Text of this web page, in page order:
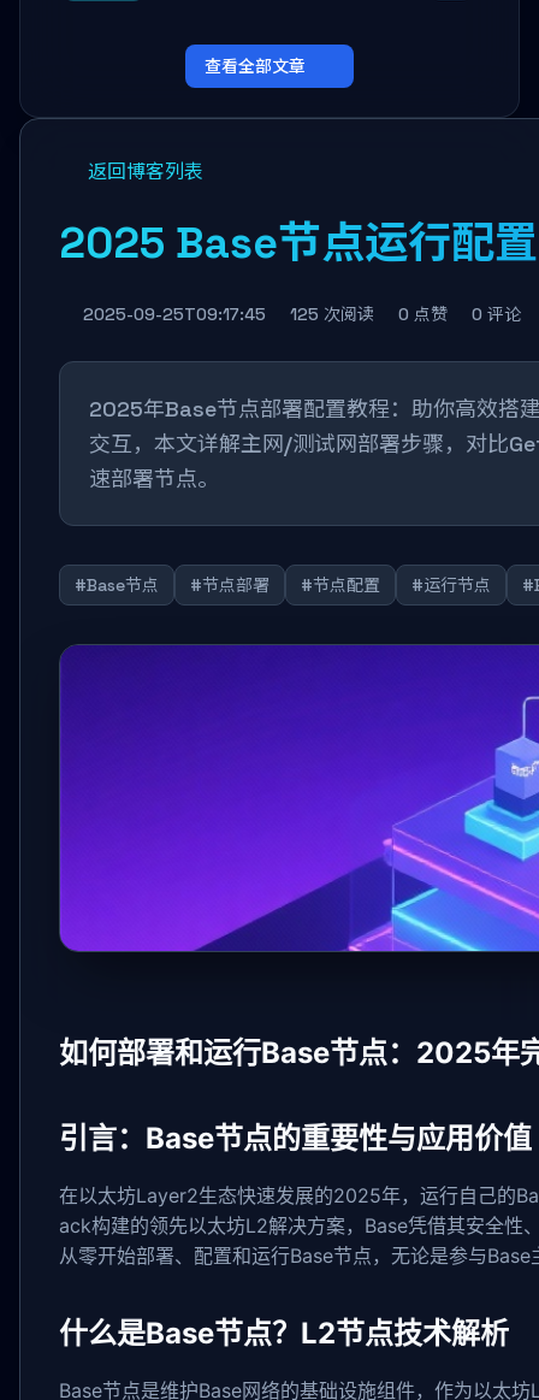
查看全部文章
返回博客列表
2025 Base节点运行配
2025-09-25T09:17:45 125 次阅读 0 点赞 0 评论
2025年Base节点部署配置教程：助你高效搭
交互，本文详解主网/测试网部署步骤，对比
速部署节点。
#Base节点 #节点部署 #节点配置 #运行节点
如何部署和运行Base节点：2025年
引言：Base节点的重要性与应用价值
在以太坊Layer2生态快速发展的2025年，运行自己的
ack构建的领先以太坊L2解决方案，Base凭借其安全性
从零开始部署、配置和运行Base节点，无论是参与
什么是Base节点？L2节点技术解析
Base节点是维护Base网络的基础设施组件，作为以太